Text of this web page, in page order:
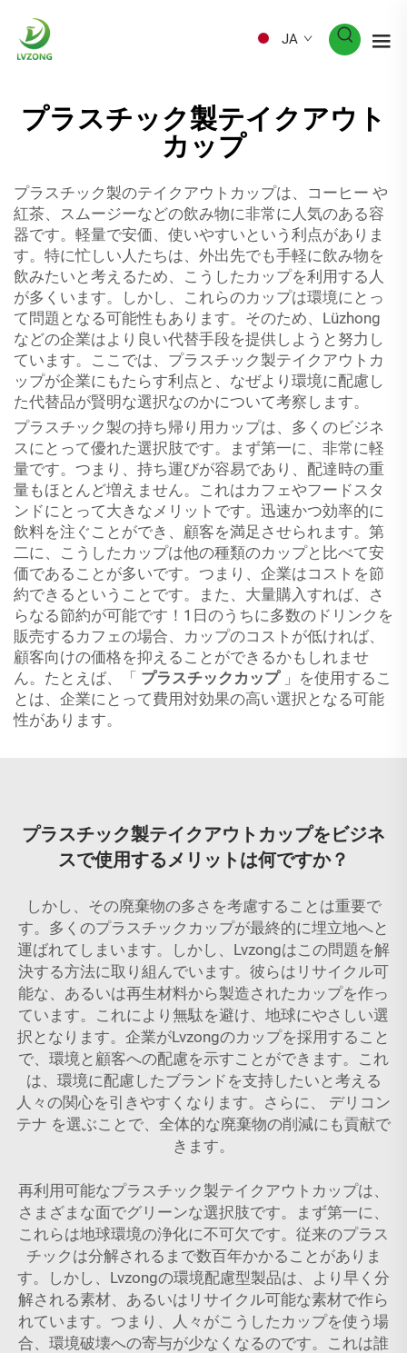
JA
プラスチック製テイクアウト
カップ
プラスチック製のテイクアウトカップは、コーヒー や
紅茶、スムージーなどの飲み物に非常に人気のある容
器です。軽量で安価、使いやすいという利点がありま
す。特に忙しい人たちは、外出先でも手軽に飲み物を
飲みたいと考えるため、こうしたカップを利用する人
が多くいます。しかし、これらのカップは環境にとっ
て問題となる可能性もあります。そのため、Lüzhong
などの企業はより良い代替手段を提供しようと努力し
ています。ここでは、プラスチック製テイクアウトカ
ップが企業にもたらす利点と、なぜより環境に配慮し
た代替品が賢明な選択なのかについて考察します。
プラスチック製の持ち帰り用カップは、多くのビジネ
スにとって優れた選択肢です。まず第一に、非常に軽
量です。つまり、持ち運びが容易であり、配達時の重
量もほとんど増えません。これはカフェやフードスタ
ンドにとって大きなメリットです。迅速かつ効率的に
飲料を注ぐことができ、顧客を満足させられます。第
二に、こうしたカップは他の種類のカップと比べて安
価であることが多いです。つまり、企業はコストを節
約できるということです。また、大量購入すれば、さ
らなる節約が可能です！1日のうちに多数のドリンクを
販売するカフェの場合、カップのコストが低ければ、
顧客向けの価格を抑えることができるかもしれませ
ん。たとえば、「 プラスチックカップ 」を使用するこ
とは、企業にとって費用対効果の高い選択となる可能
性があります。
プラスチック製テイクアウトカップをビジネ
スで使用するメリットは何ですか？
しかし、その廃棄物の多さを考慮することは重要で
す。多くのプラスチックカップが最終的に埋立地へと
運ばれてしまいます。しかし、Lvzongはこの問題を解
決する方法に取り組んでいます。彼らはリサイクル可
能な、あるいは再生材料から製造されたカップを作っ
ています。これにより無駄を避け、地球にやさしい選
択となります。企業がLvzongのカップを採用すること
で、環境と顧客への配慮を示すことができます。これ
は、環境に配慮したブランドを支持したいと考える
人々の関心を引きやすくなります。さらに、 デリコン
テナ を選ぶことで、全体的な廃棄物の削減にも貢献で
きます。
再利用可能なプラスチック製テイクアウトカップは、
さまざまな面でグリーンな選択肢です。まず第一に、
これらは地球環境の浄化に不可欠です。従来のプラス
チックは分解されるまで数百年かかることがありま
す。しかし、Lvzongの環境配慮型製品は、より早く分
解される素材、あるいはリサイクル可能な素材で作ら
れています。つまり、人々がこうしたカップを使う場
合、環境破壊への寄与が少なくなるのです。これは誰